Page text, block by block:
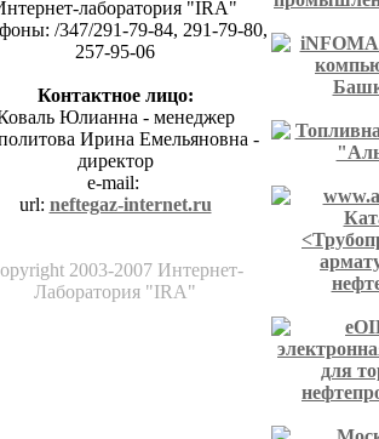
лаборатория "IRA"
/347/291-79-84, 291-79-80,
257-95-06
Контактное лицо:
Юлианна - менеджер
Ирина Емельяновна -
директор
е-mail:
url: neftegaz-internet.ru
2003-2007 Интернет-
Лаборатория "IRA"